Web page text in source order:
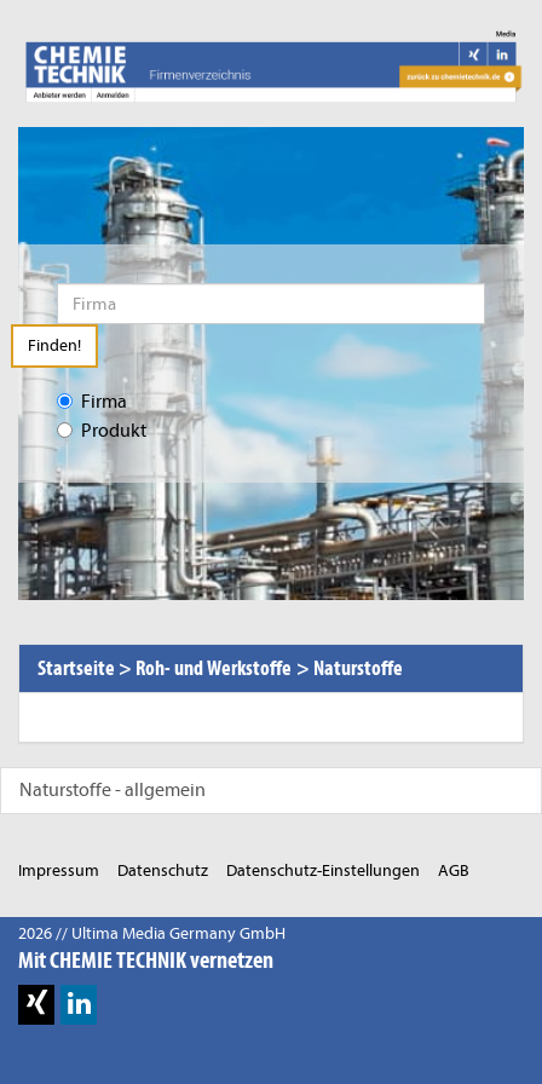
Finden!
Firma
Produkt
Startseite > Roh- und Werkstoffe > Naturstoffe
Naturstoffe - allgemein
Impressum Datenschutz Datenschutz-Einstellungen AGB
2026 // Ultima Media Germany GmbH
Mit CHEMIE TECHNIK vernetzen